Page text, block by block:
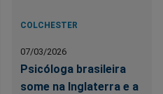
COLCHESTER
07/03/2026
Psicóloga brasileira
some na Inglaterra e a